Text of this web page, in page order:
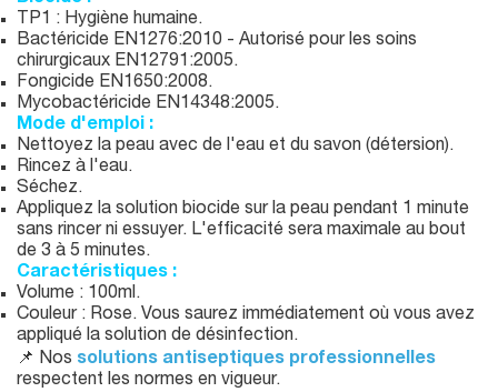
TP1 : Hygiène humaine.
Bactéricide EN1276:2010 - Autorisé pour les soins
chirurgicaux EN12791:2005.
Fongicide EN1650:2008.
Mycobactéricide EN14348:2005.
Mode d'emploi :
Nettoyez la peau avec de l'eau et du savon (détersion).
Rincez à l'eau.
Séchez.
Appliquez la solution biocide sur la peau pendant 1 minute
sans rincer ni essuyer. L'efficacité sera maximale au bout
de 3 à 5 minutes.
Caractéristiques :
Volume : 100ml.
Couleur : Rose. Vous saurez immédiatement où vous avez
appliqué la solution de désinfection.
📌 Nos solutions antiseptiques professionnelles
respectent les normes en vigueur.